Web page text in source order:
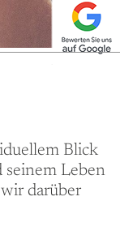
Blick
seinem Leben
darüber